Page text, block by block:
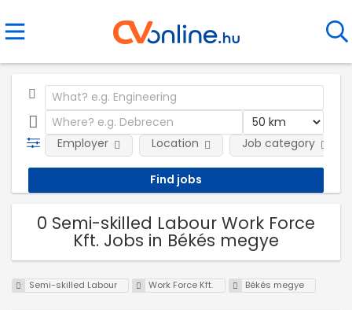
Employer Location Job category
0 Semi-skilled Labour Work Force
Kft. Jobs in Békés megye
Semi-skilled Labour Work Force Kft. Békés megye